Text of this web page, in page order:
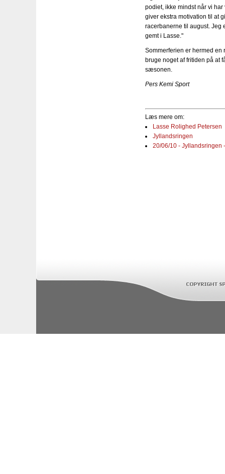
podiet, ikke mindst når vi
giver ekstra motivation til at
racerbanerne til august. Jeg
gemt i Lasse."
Sommerferien er hermed en
bruge noget af fritiden på at
sæsonen.
Pers Kemi Sport
Læs mere om:
Lasse Rolighed Petersen
Jyllandsringen
20/06/10 - Jyllandsringen